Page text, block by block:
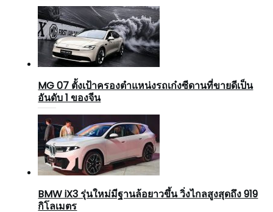
MG 07 ตั้งเป้าครองตำแหน่งรถเก๋งซีดานที่ขายดีเป็น
อันดับ 1 ของจีน
BMW iX3 รุ่นใหม่มีฐานล้อยาวขึ้น วิ่งไกลสูงสุดถึง 919
กิโลเมตร